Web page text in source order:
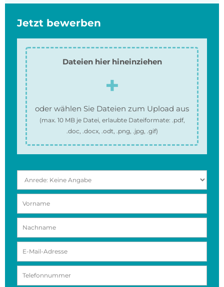
Jetzt bewerben
Dateien hier hineinziehen
oder wählen Sie Dateien zum Upload aus
(max. 10 MBje Datei, erlaubte Dateiformate: .pdf,
.doc, .docx, .odt, .png, .jpg, .gif)